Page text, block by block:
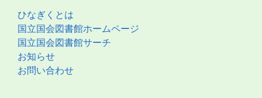
ひなぎくとは
国立国会図書館ホームページ
国立国会図書館サーチ
お知らせ
お問い合わせ